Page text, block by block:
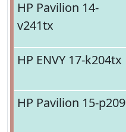
HP Pavilion 14-
v241tx
HP ENVY 17-k204tx
HP Pavilion 15-p209